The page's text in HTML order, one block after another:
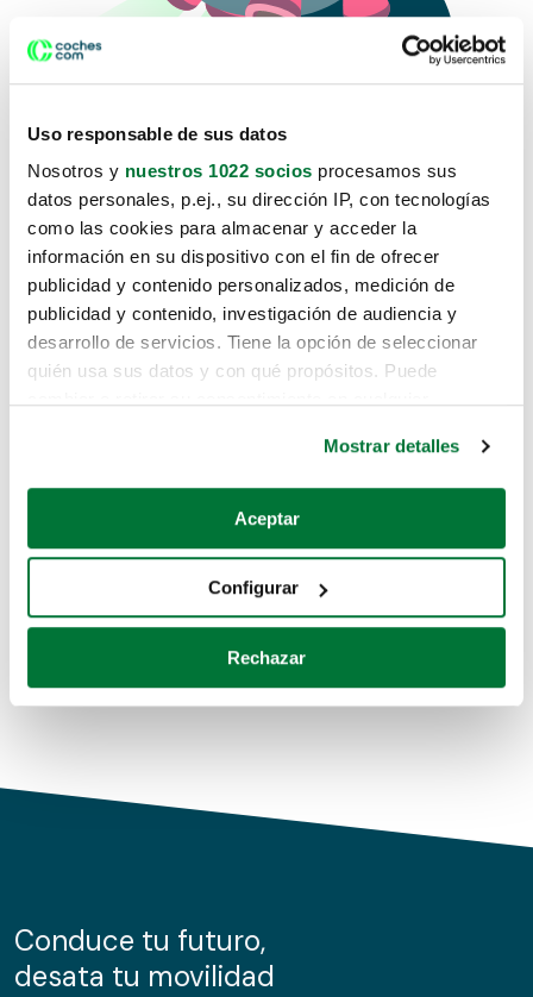
Uso responsable de sus datos
Nosotros y nuestros 1022 socios procesamos sus
datos personales, p.ej., su dirección IP, con tecnologías
como las cookies para almacenar y acceder la
información en su dispositivo con el fin de ofrecer
publicidad y contenido personalizados, medición de
publicidad y contenido, investigación de audiencia y
desarrollo de servicios. Tiene la opción de seleccionar
quién usa sus datos y con qué propósitos. Puede
Si lo permite, también quisiéramos:
Recopilar información sobre su ubicación geográfica
Identificar su dispositivo analizándolo activamente
para buscar características específicas (huellas
Obtenga más información sobre cómo se procesan sus
de cookies.
información sobre el uso que haga del sitio web con
nuestros partners de redes sociales, publicidad y análisis
Mostrar detalles
Aceptar
Configurar
Rechazar
Lo sentimos, no sabemos como
te hemos traido hasta aquí.
Pero puedes encontrar el coche que estás
buscando en alguno de estos enlaces:
Coches de segunda mano
Coches de km0
Conduce tu futuro,
desata tu movilidad